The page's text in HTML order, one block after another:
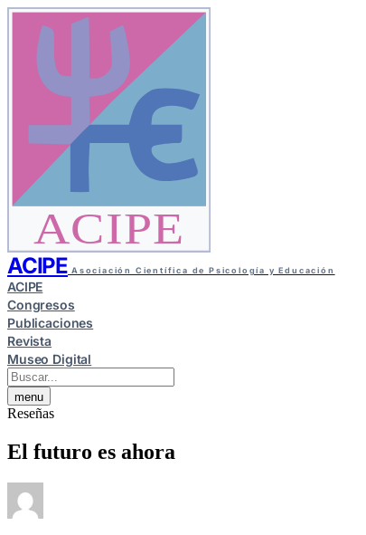
ACIPE
ACIPE Asociación Científica de Psicología y Educación
ACIPE
Congresos
Publicaciones
Revista
Museo Digital
menu
Reseñas
El futuro es ahora